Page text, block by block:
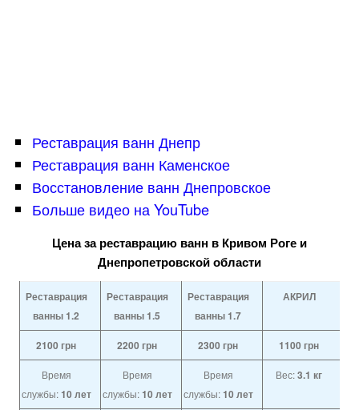
Реставрация ванн Днепр
Реставрация ванн Каменское
Восстановление ванн Днепровское
Больше видео на YouTube
Цена за реставрацию ванн в Кривом Роге и
Днепропетровской области
Реставрация
ванны 1.2
Реставрация
ванны 1.5
Реставрация
ванны 1.7
АКРИЛ
2100 грн 2200 грн 2300 грн 1100 грн
Время
службы:10 лет
Время
службы:10 лет
Время
службы:10 лет
Вес:3.1 кг